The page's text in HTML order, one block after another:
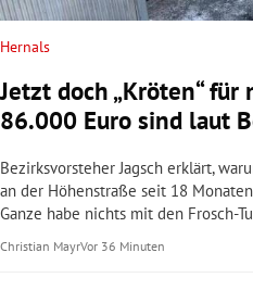
Untermenü
Untermenü
Untermenü
Untermenü
Hernals
Jetzt doch „Kröten“ für
86.000 Euro sind laut
Bezirksvorsteher Jagsch erklärt,
an der Höhenstraße seit 18
Ganze habe nichts mit den Frosch-
Christian MayrVor 36 Minuten